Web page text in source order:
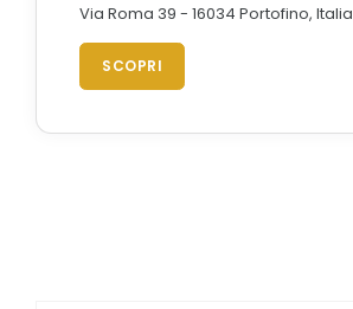
Via Roma 39 - 16034 Portofino, Italia
SCOPRI